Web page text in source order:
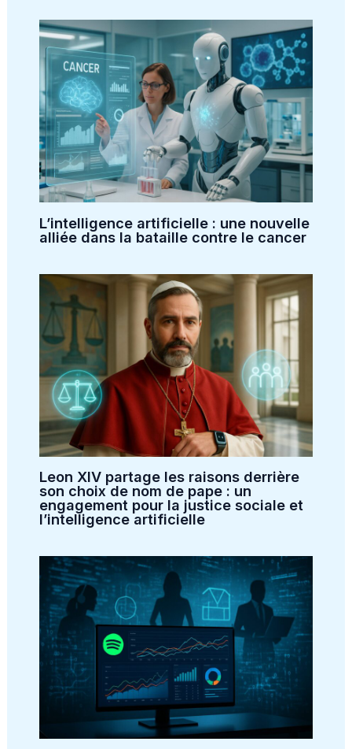
L’intelligence artificielle : une nouvelle
alliée dans la bataille contre le cancer
Leon XIV partage les raisons derrière
son choix de nom de pape : un
engagement pour la justice sociale et
l’intelligence artificielle